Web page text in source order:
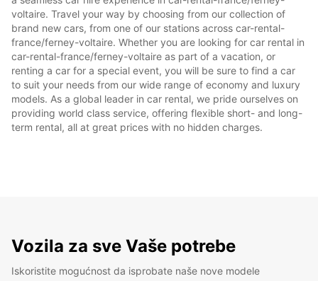
voltaire. Travel your way by choosing from our collection of
brand new cars, from one of our stations across car-rental-
france/ferney-voltaire. Whether you are looking for car rental in
car-rental-france/ferney-voltaire as part of a vacation, or
renting a car for a special event, you will be sure to find a car
to suit your needs from our wide range of economy and luxury
models. As a global leader in car rental, we pride ourselves on
providing world class service, offering flexible short- and long-
term rental, all at great prices with no hidden charges.
Vozila za sve Vaše potrebe
Iskoristite mogućnost da isprobate naše nove modele